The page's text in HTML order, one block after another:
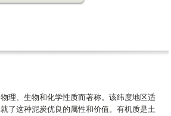
理、生物和化学性质而著称。该纬度地区适
了这种泥炭优良的属性和价值。有机质是土